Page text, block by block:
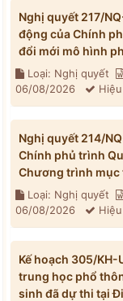
Nghị quyết 217/
động của Chính
đổi mới mô hình
Loại: Nghị quyết
06/08/2026
Nghị quyết 214/
Chính phủ trình
Chương trình mục
Loại: Nghị quyết
06/08/2026
Kế hoạch 305/KH-
trung học phổ
sinh đã dự thi tại